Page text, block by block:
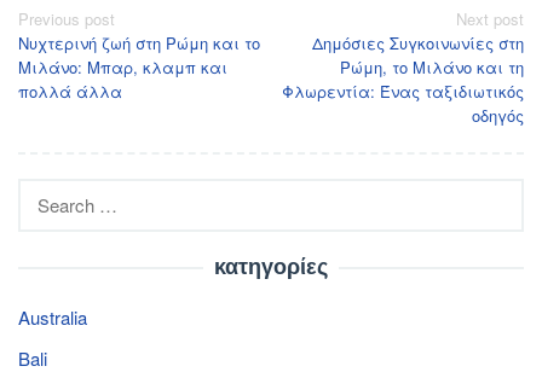
Post
navigation
Previous post
Νυχτερινή ζωή στη Ρώμη και το
Μιλάνο: Μπαρ, κλαμπ και
πολλά άλλα
Next post
Δημόσιες Συγκοινωνίες στη
Ρώμη, το Μιλάνο και τη
Φλωρεντία: Ένας ταξιδιωτικός
οδηγός
for:
κατηγορίες
Australia
Bali